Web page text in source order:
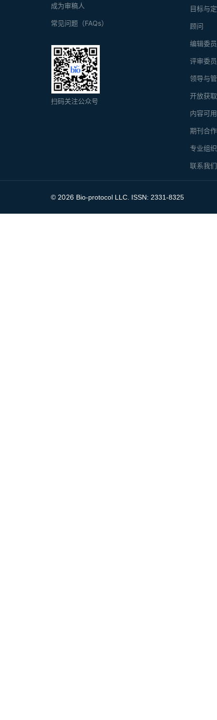
目标与
顾问
编辑委
评审委
领导与
开放获
内容可
期刊合
专业组
联系我们
成为审稿人
常见问题（FAQs）
扫码关注公众号
© 2026 Bio-protocol LLC. ISSN: 2331-8325